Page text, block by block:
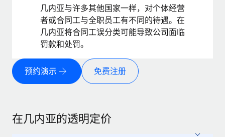
几内亚与许多其他国家一样，对个体经营
者或合同工与全职员工有不同的待遇。在
几内亚将合同工误分类可能导致公司面临
罚款和处罚。
预约演示 免费注册
在几内亚的透明定价